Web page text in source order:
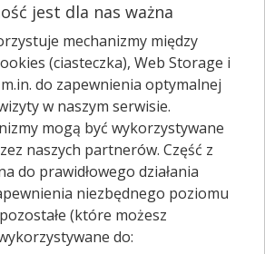
w Gorlicach posiadają
go już teraz!
apteka zgłosiła nam, że jest właśnie
jest dla nas ważna
mechanizmy między
(ciasteczka), Web Storage i
do zapewnienia optymalnej
w naszym serwisie.
mogą być wykorzystywane
naszych partnerów. Część z
do prawidłowego działania
niezbędnego poziomu
(które możesz
do: